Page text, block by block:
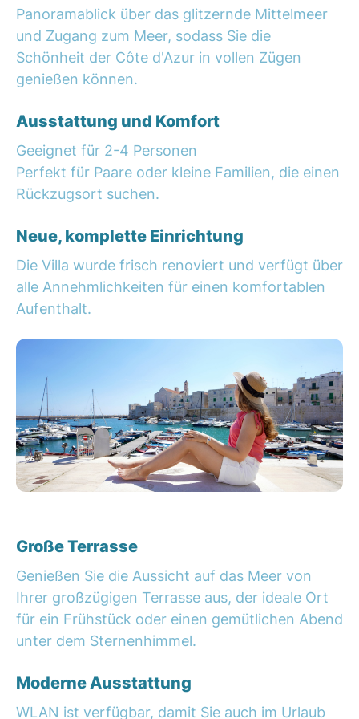
Panoramablick über das glitzernde Mittelmeer
und Zugang zum Meer, sodass Sie die
Schönheit der Côte d'Azur in vollen Zügen
genießen können.
Ausstattung und Komfort
Geeignet für 2-4 Personen
Perfekt für Paare oder kleine Familien, die einen
Rückzugsort suchen.
Neue, komplette Einrichtung
Die Villa wurde frisch renoviert und verfügt über
alle Annehmlichkeiten für einen komfortablen
Aufenthalt.
Große Terrasse
Genießen Sie die Aussicht auf das Meer von
Ihrer großzügigen Terrasse aus, der ideale Ort
für ein Frühstück oder einen gemütlichen Abend
unter dem Sternenhimmel.
Moderne Ausstattung
WLAN ist verfügbar, damit Sie auch im Urlaub